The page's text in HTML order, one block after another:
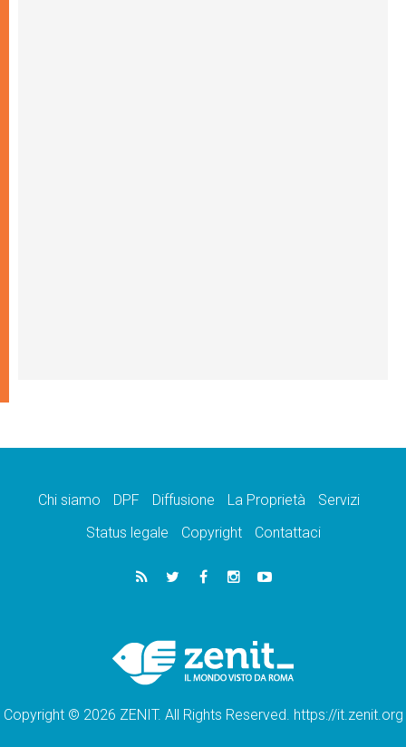
Chi siamo DPF Diffusione La Proprietà
Servizi
Status legale
Copyright Contattaci
Copyright © 2026 ZENIT. All Rights Reserved. https://it.zenit.org